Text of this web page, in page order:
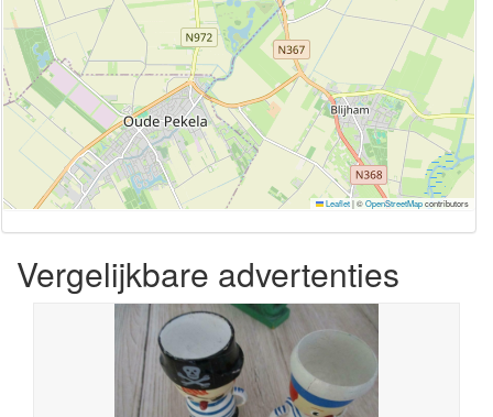
Leaflet|©OpenStreetMapcontributors
Vergelijkbare advertenties